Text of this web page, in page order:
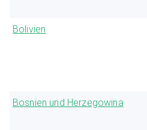
Bolivien
Bosnien und Herzegowina